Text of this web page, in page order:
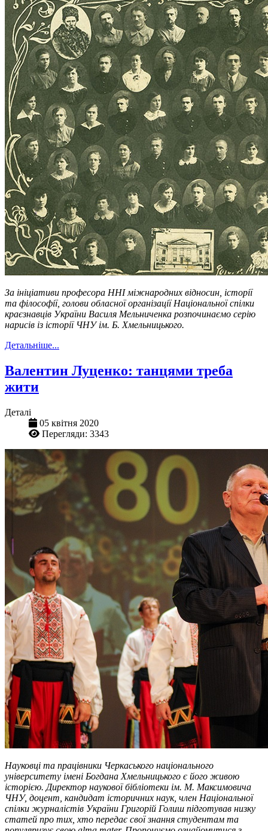
За ініціативи професора ННІ міжнародних відносин, історії
та філософії, голови обласної організації Національної спілки
краєзнавців України Василя Мельниченка розпочинаємо серію
нарисів із історії ЧНУ ім. Б. Хмельницького.
Детальніше...
Валентин Луценко: танцями треба
жити
Деталі
05 квітня 2020
Перегляди: 3343
Науковці та працівники Черкаського національного
університету імені Богдана Хмельницького є його живою
історією. Директор наукової бібліотеки ім. М. Максимовича
ЧНУ, доцент, кандидат історичних наук, член Національної
спілки журналістів України Григорій Голиш підготував низку
статей про тих, хто передає свої знання студентам та